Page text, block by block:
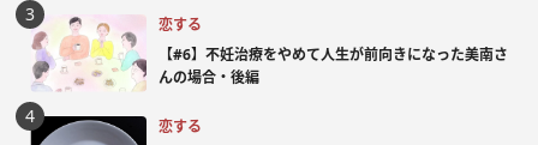
恋する
【#6】不妊治療をやめて人生が前向きになった美南さ
んの場合・後編
恋する